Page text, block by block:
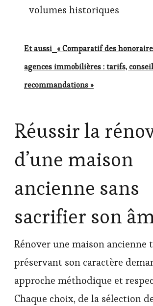
volumes historiques
Et aussi « Comparatif des
agences immobilières : tarifs,
recommandations »
Réussir la
d’une maison
ancienne sans
sacrifier son
Rénover une maison ancienne
préservant son caractère
approche méthodique et
Chaque choix, de la sélection